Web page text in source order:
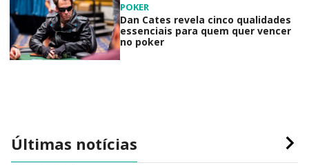
POKER
Dan Cates revela cinco qualidades
essenciais para quem quer vencer
no poker
Últimas notícias